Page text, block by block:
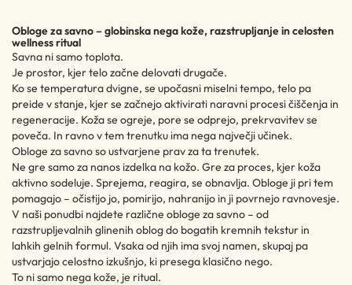
Obloge za savno – globinska nega kože, razstrupljanje in celosten
wellness ritual
Savna ni samo toplota.
Je prostor, kjer telo začne delovati drugače.
Ko se temperatura dvigne, se upočasni miselni tempo, telo pa
preide v stanje, kjer se začnejo aktivirati naravni procesi čiščenja in
regeneracije. Koža se ogreje, pore se odprejo, prekrvavitev se
poveča. In ravno v tem trenutku ima nega največji učinek.
Obloge za savno so ustvarjene prav za ta trenutek.
Ne gre samo za nanos izdelka na kožo. Gre za proces, kjer koža
aktivno sodeluje. Sprejema, reagira, se obnavlja. Obloge ji pri tem
pomagajo – očistijo jo, pomirijo, nahranijo in ji povrnejo ravnovesje.
V naši ponudbi najdete različne obloge za savno – od
razstrupljevalnih glinenih oblog do bogatih kremnih tekstur in
lahkih gelnih formul. Vsaka od njih ima svoj namen, skupaj pa
ustvarjajo celostno izkušnjo, ki presega klasično nego.
To ni samo nega kože, je ritual.